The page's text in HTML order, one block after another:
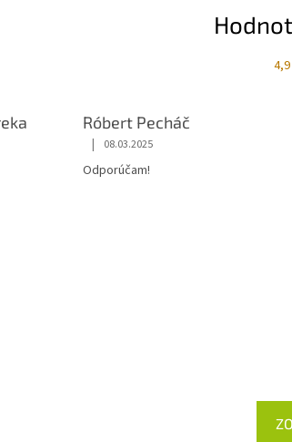
4,9
Róbert Pecháč
| 08.03.2025
Odporúčam!